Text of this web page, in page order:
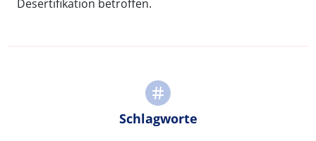
Desertifikation betroffen.
Schlagworte